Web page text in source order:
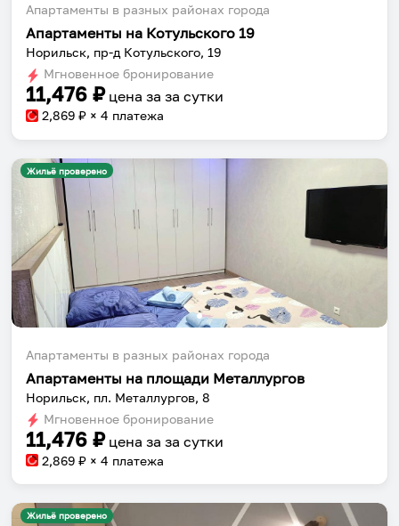
Апартаменты в разных районах города
Апартаменты на Котульского 19
Норильск, пр-д Котульского, 19
Мгновенное бронирование
11,476 ₽ цена за за сутки
2,869 ₽ × 4 платежа
Жильё проверено
Апартаменты в разных районах города
Апартаменты на площади Металлургов
Норильск, пл. Металлургов, 8
Мгновенное бронирование
11,476 ₽ цена за за сутки
2,869 ₽ × 4 платежа
Жильё проверено